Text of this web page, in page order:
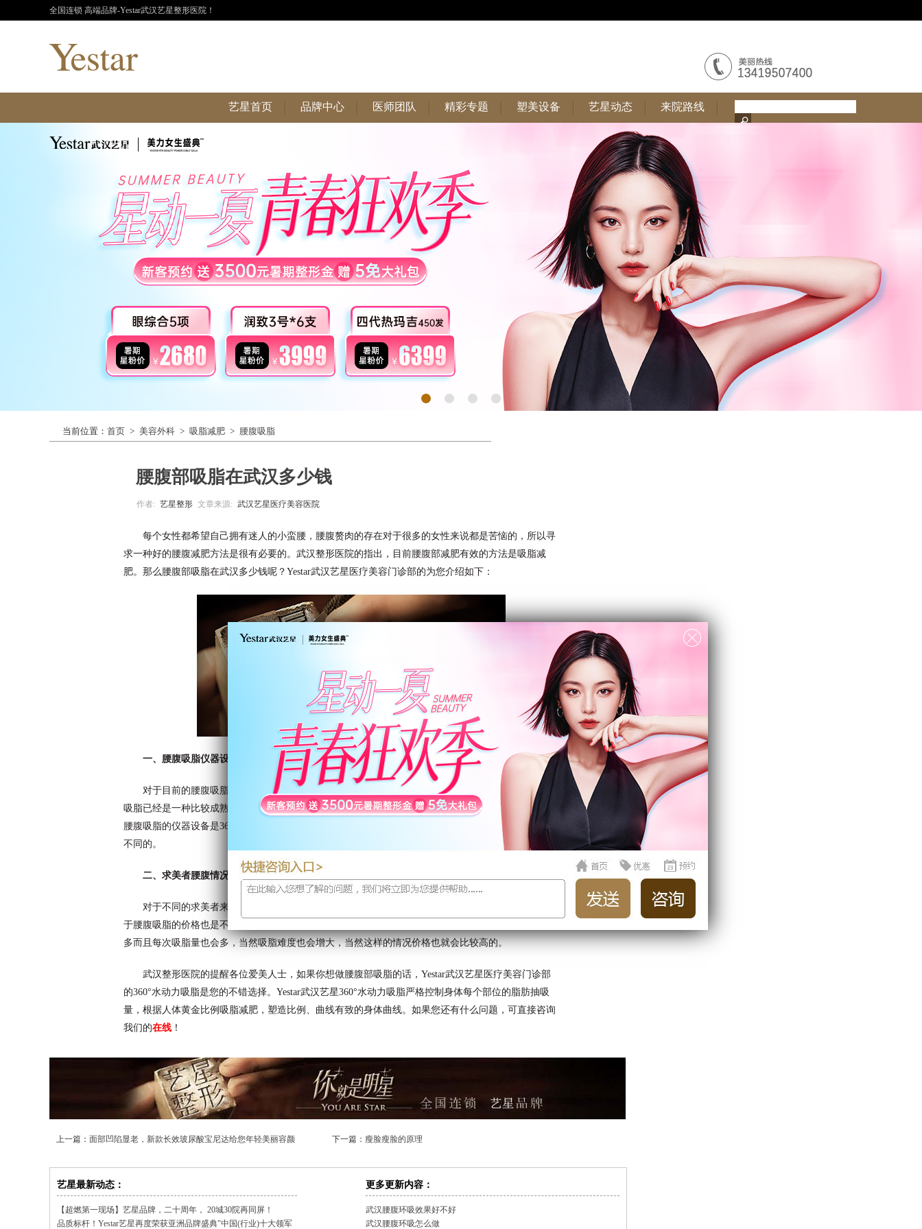
全国连锁 高端品牌-Yestar武汉艺星整形医院！
艺星首页 品牌中心 医师团队 精彩专题 塑美设备 艺星动态 来院路线
当前位置： 首页 > 美容外科 > 吸脂减肥 > 腰腹吸脂
腰腹部吸脂在武汉多少钱
作者: 艺星整形 文章来源: 武汉艺星医疗美容医院
每个女性都希望自己拥有迷人的小蛮腰，腰腹赘肉的存在对于很多的女性来说都是苦恼的，所以寻
求一种好的腰腹减肥方法是很有必要的。武汉整形医院的指出，目前腰腹部减肥有效的方法是吸脂减
肥。那么腰腹部吸脂在武汉多少钱呢？Yestar武汉艺星医疗美容门诊部的为您介绍如下：
一、腰腹吸脂仪器设备的不同
对于目前的腰腹吸脂来说是比较成熟的技术，之前早的吸脂是用于医疗上的，但是经过多年的发展
吸脂已经是一种比较成熟的方法而且在生活中的运用是比较广泛的。Yestar艺星武汉整形医院目前对于
腰腹吸脂的仪器设备是360°水动力吸脂系统，在腰腹吸脂的效果和恢复上是不错的，当然在价格上也会
不同的。
二、求美者腰腹情况不同
对于不同的求美者来说腰腹的赘肉情况不同，所需要进行腰腹吸脂的情况也就会不同的。因此，对
于腰腹吸脂的价格也是不一样的。对于那些腰腹赘肉多的情况下想要达到纤细的腰腹所需要吸脂的次数
多而且每次吸脂量也会多，当然吸脂难度也会增大，当然这样的情况价格也就会比较高的。
武汉整形医院的提醒各位爱美人士，如果你想做腰腹部吸脂的话，Yestar武汉艺星医疗美容门诊部
的360°水动力吸脂是您的不错选择。Yestar武汉艺星360°水动力吸脂严格控制身体每个部位的脂肪抽吸
量，根据人体黄金比例吸脂减肥，塑造比例、曲线有致的身体曲线。如果您还有什么问题，可直接咨询
我们的在线 ！
上一篇： 面部凹陷显老，新款长效玻尿酸宝尼达给您年轻美丽容颜 下一篇： 瘦脸瘦脸的原理
艺星最新动态：
【超燃第一现场】艺星品牌，二十周年， 20城30院再同屏！
品质标杆！Yestar艺星再度荣获亚洲品牌盛典"中国(行业)十大领军
更多更新内容：
武汉腰腹环吸效果好不好
武汉腰腹环吸怎么做